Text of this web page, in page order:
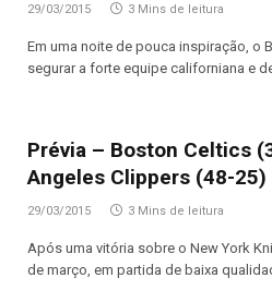
29/03/2015 3 Mins de leitura
Em uma noite de pouca inspiração, o
segurar a forte equipe californiana e
Prévia – Boston Celtics
Angeles Clippers (48-25)
29/03/2015 3 Mins de leitura
Após uma vitória sobre o New York
de março, em partida de baixa